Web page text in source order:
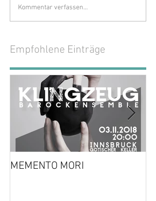
Kommentar verfassen...
Empfohlene Einträge
MEMENTO MORI